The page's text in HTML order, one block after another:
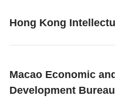
Hong Kong
Macao Economic
Development